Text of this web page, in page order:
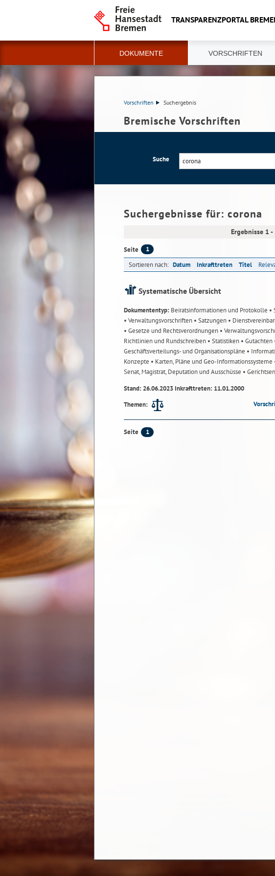
TRANSPARENZPORTAL
DOKUMENTE VORSCHRIFTEN
Vorschriften Suchergebnis
Bremische Vorschriften
Suche
Suchergebnisse für: corona
Ergebnisse 1
Seite 1
Sortieren nach: Datum Inkrafttreten Titel
Systematische Übersicht
Dokumententyp: Beiratsinformationen und Protokolle •
• Verwaltungsvorschriften • Satzungen •
• Gesetze und Rechtsverordnungen •
Richtlinien und Rundschreiben • Statistiken • Gutachten
Geschäftsverteilungs- und Organisationspläne •
Konzepte • Karten, Pläne und Geo-Informationssysteme
Senat, Magistrat, Deputation und Ausschüsse •
Stand: 26.06.2023 Inkrafttreten: 11.01.2000
Themen:
Seite 1